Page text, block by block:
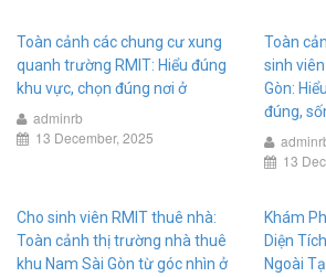
Toàn cảnh các chung cư xung
quanh trường RMIT: Hiểu đúng
khu vực, chọn đúng nơi ở
adminrb
13 December, 2025
Toàn
sinh
Gòn:
đúng,
13
Cho sinh viên RMIT thuê nhà:
Toàn cảnh thị trường nhà thuê
khu Nam Sài Gòn từ góc nhìn ở
Khám
Diện
Ngoài